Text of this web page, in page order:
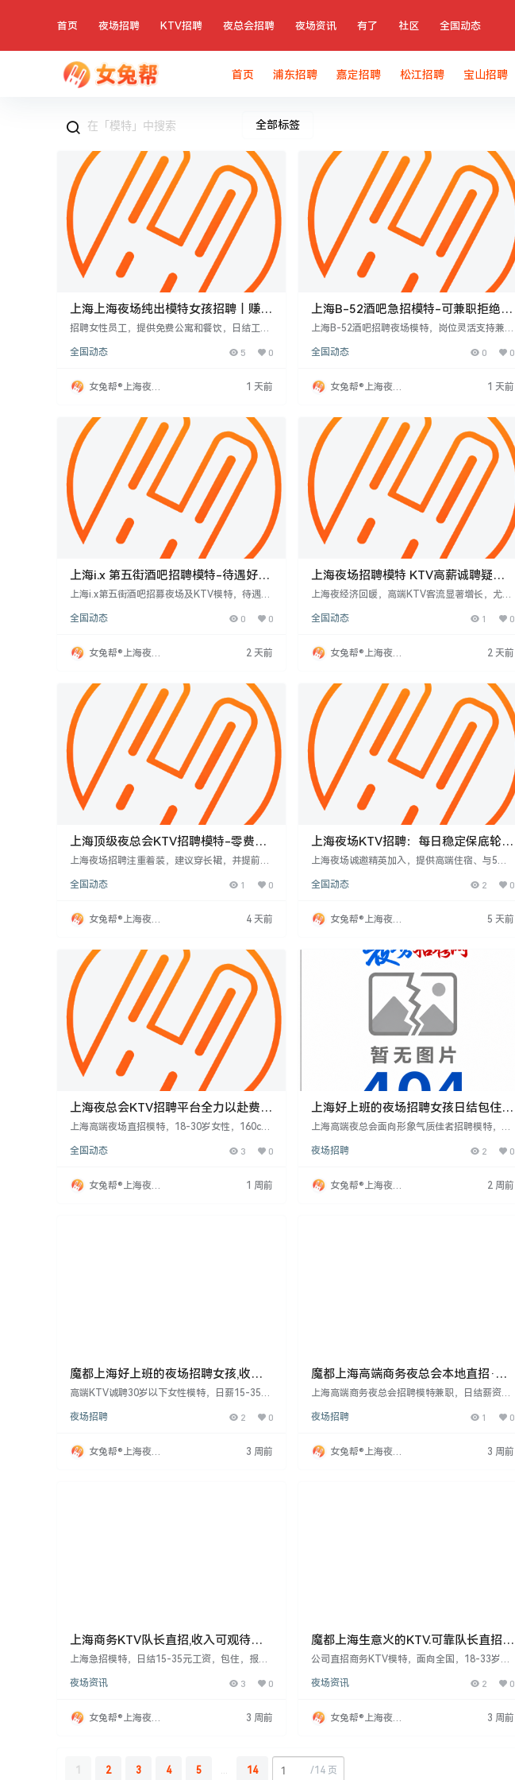
首页 夜场招聘 KTV招聘 夜总会招聘 夜场资讯 有了 社区 全国动态
首页 浦东招聘 嘉定招聘 松江招聘 宝山招聘
全部标签
上海上海夜场纯出模特女孩招聘｜赚快
钱｜包吃住
招聘女性员工，提供免费公寓和餐饮，日结工资
端正，有气质，适合创业失败或债务缠身的女
费，可视频面试。要求勤奋，对金钱有欲望，人
美听话。兼职或全职均可。
全国动态 5 0
女兔帮®上海夜场
1 天前
上海B-52酒吧急招模特-可兼职拒绝套
路
上海B-52酒吧招聘夜场模特，岗位灵活支持兼
佳的女性，要求身体健康、沟通能力强、适应夜
等。欢迎有经验或无经验者前来面试，助你提升
价值、增加收入。
全国动态 0 0
女兔帮®上海夜场
1 天前
上海i.x 第五街酒吧招聘模特-待遇好报
销机票
上海i.x第五街酒吧招募夜场及KTV模特，待遇优
形象气质佳，有相关经验者优先。岗位涵盖夜场
持。该招聘为对夜场感兴趣者提供良好发展机
会。
全国动态 0 0
女兔帮®上海夜场
2 天前
上海夜场招聘模特 KTV高薪诚聘疑问
多？
上海夜经济回暖，高端KTV客流显著增长，尤以
长三角商务复苏驱动。这些场所对服务人员形
需具备察言观色、预判需求等高维能力，掌握实
用技巧如酒水知识、多语言沟通及破冰方法，并
全国动态 1 0
女兔帮®上海夜场
2 天前
上海顶级夜总会KTV招聘模特-零费用
加入，透明薪资制度
上海夜场招聘注重着装，建议穿长裙，并提前打
进行，评估专业技能匹配度。公司规模大，招聘
者有机会进入更高档次KTV商务场，日薪可达15
-20元。
全国动态 1 0
女兔帮®上海夜场
4 天前
上海夜场KTV招聘：每日稳定保底轮房
十个
上海夜场诚邀精英加入，提供高端住宿、与5家
理、24小时热水等优越条件。工作灵活，无需工
展，高端模特需求增加，前景良好。
全国动态 2 0
女兔帮®上海夜场
5 天前
上海夜总会KTV招聘平台全力以赴费用
全免
上海高端夜场直招模特，18-30岁女性，160cm
元起，有提升空间，提供入职培训。报销车费，
户素质高。面试成功报销车费，无中介费。无经
验者亦可，助您积累经验。
全国动态 3 0
女兔帮®上海夜场
1 周前
上海好上班的夜场招聘女孩日结包住-
保证上班-无押金
上海高端夜总会面向形象气质佳者招聘模特，提
司保证正规无强迫，并配备带薪培训。抓住青春
夜场招聘 2 0
女兔帮®上海夜场
2 周前
魔都上海好上班的夜场招聘女孩,收入
可观待遇好福利多
高端KTV诚聘30岁以下女性模特，日薪15-35
松，保底两班。提供免费公寓式住宿及生活设
钱！
夜场招聘 2 0
女兔帮®上海夜场
3 周前
魔都上海高端商务夜总会本地直招·无
套路真诚以待·
上海高端商务夜总会招聘模特兼职，日结薪资30
教。工作地点中心区域，环境优雅，提供免费食
夜场招聘 1 0
女兔帮®上海夜场
3 周前
上海商务KTV队长直招,收入可观待遇
好福利多
上海急招模特，日结15-35元工资，包住，报销
上，甜美开朗。提供培训，工作机会多。面试通
夜场资讯 3 0
女兔帮®上海夜场
3 周前
魔都上海生意火的KTV.可靠队长直招~
保证上班率
公司直招商务KTV模特，面向全国，18-33岁女
不收任何费用，包住宿不押金，工资日结。公司
轻松无压力，欲应聘者请联系周哥。
夜场资讯 2 0
女兔帮®上海夜场
3 周前
1 2 3 4 5 ... 14 /14 页